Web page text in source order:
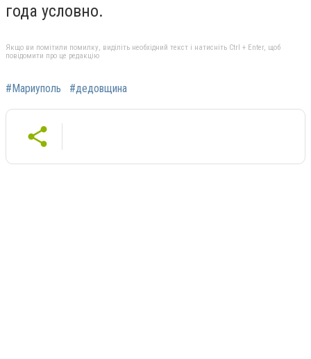
года условно.
Якщо ви помітили помилку, виділіть необхідний текст і натисніть Ctrl + Enter, щоб
повідомити про це редакцію
#Мариуполь #дедовщина